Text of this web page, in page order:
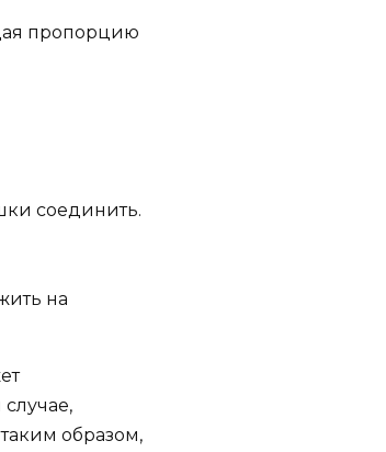
пропорцию
соединить.
на
образом,